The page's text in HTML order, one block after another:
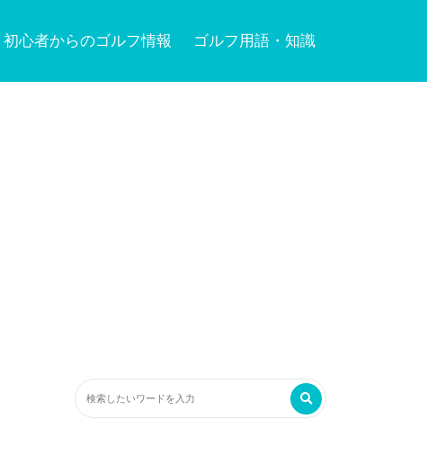
初心者からのゴルフ情報 ゴルフ用語・知識